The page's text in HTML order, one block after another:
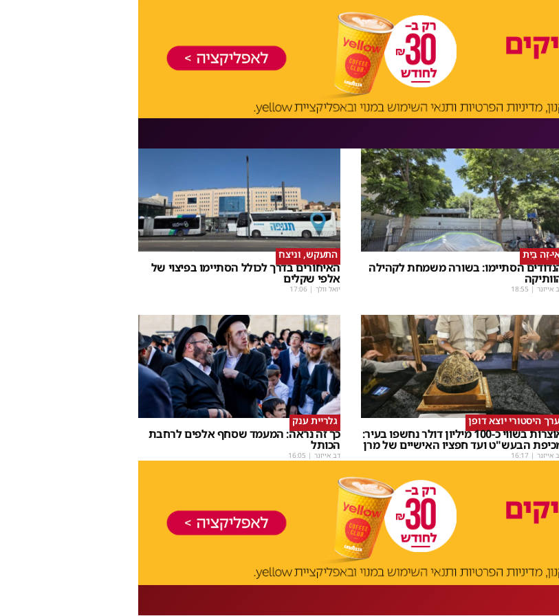
זֶה בַּיִת
הסתיימו: בשורה משמחת לקהילה
אייזנר |
18:55
התעקש, וניצח
האיחורים בדרך לכולל הסתיימו בפיצוי של
אלפי שקלים
יואל וולך |
17:06
ערך היסטורי יוצא דופן
אוצרות בשווי כ-100 מיליון דולר נחשפו בעיר:
הבעש"ט ועד חפציו האישיים של מרן
אייזנר |
16:17
גלריית ענק
כך זה נראה: המעמד שסחף אלפים לרחבת
הכותל
דב אייזנר |
16:05